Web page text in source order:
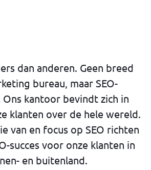
dan anderen. Geen breed
bureau, maar SEO-
Ons kantoor bevindt zich in
klanten over de hele wereld.
van en focus op SEO richten
succes voor onze klanten in
en buitenland.